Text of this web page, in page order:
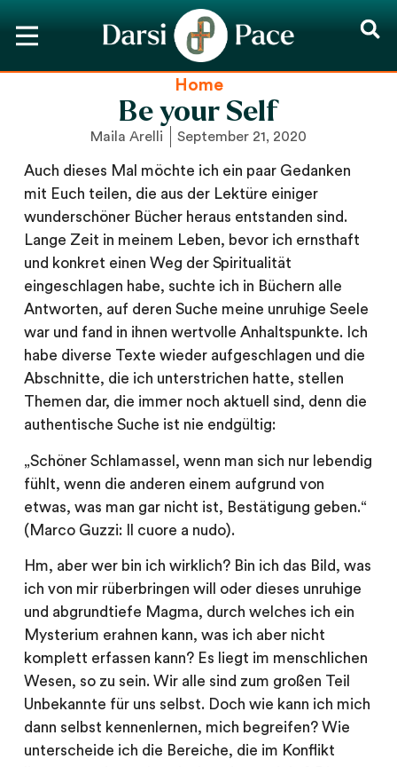
Home
Be your Self
Maila Arelli September 21, 2020
Auch dieses Mal möchte ich ein paar Gedanken
mit Euch teilen, die aus der Lektüre einiger
wunderschöner Bücher heraus entstanden sind.
Lange Zeit in meinem Leben, bevor ich ernsthaft
und konkret einen Weg der Spiritualität
eingeschlagen habe, suchte ich in Büchern alle
Antworten, auf deren Suche meine unruhige Seele
war und fand in ihnen wertvolle Anhaltspunkte. Ich
habe diverse Texte wieder aufgeschlagen und die
Abschnitte, die ich unterstrichen hatte, stellen
Themen dar, die immer noch aktuell sind, denn die
authentische Suche ist nie endgültig:
„Schöner Schlamassel, wenn man sich nur lebendig
fühlt, wenn die anderen einem aufgrund von
etwas, was man gar nicht ist, Bestätigung geben.“
(Marco Guzzi: Il cuore a nudo).
Hm, aber wer bin ich wirklich? Bin ich das Bild, was
ich von mir rüberbringen will oder dieses unruhige
und abgrundtiefe Magma, durch welches ich ein
Mysterium erahnen kann, was ich aber nicht
komplett erfassen kann? Es liegt im menschlichen
Wesen, so zu sein. Wir alle sind zum großen Teil
Unbekannte für uns selbst. Doch wie kann ich mich
dann selbst kennenlernen, mich begreifen? Wie
unterscheide ich die Bereiche, die im Konflikt